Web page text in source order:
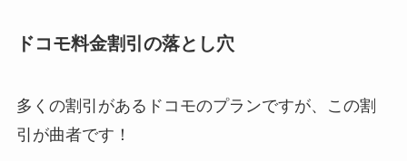
ドコモ料金割引の落とし穴
多くの割引があるドコモのプランですが、この割
引が曲者です！